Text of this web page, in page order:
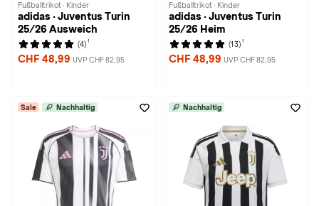
Fußballtrikot · Kinder
adidas · Juventus Turin
25/26 Ausweich
(4) 1
CHF 48,99 UVP CHF 82,95
Fußballtrikot · Kinder
adidas · Juventus Turin
25/26 Heim
(13) 1
CHF 48,99 UVP CHF 82,95
Sale Nachhaltig Nachhaltig